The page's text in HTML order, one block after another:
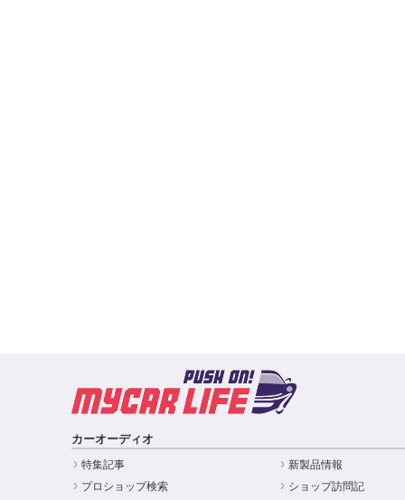
カーオーディオ
特集記事
新製品情報
プロショップ検索
ショップ訪問記